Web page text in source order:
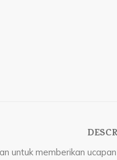
untuk memberikan